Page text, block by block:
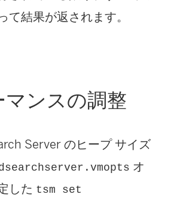
て結果が返されます。
ンスの調整
Server のヒープ サイズ
オ
した tsm set